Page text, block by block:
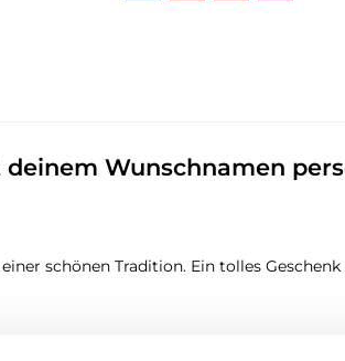
Wunschnamen
schönen Tradition. Ein tolles
inkl. einer Kerzentülle und einem